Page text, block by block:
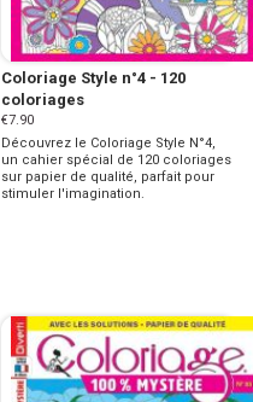
Coloriage Style n°4 - 120
coloriages
€7.90
Découvrez le Coloriage Style N°4,
un cahier spécial de 120 coloriages
sur papier de qualité, parfait pour
stimuler l'imagination.